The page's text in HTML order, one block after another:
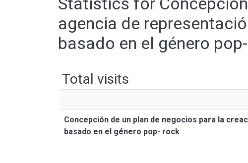
agencia de
basado en el género
Total visits
Concepción de un plan de negocios para la
basado en el género pop- rock